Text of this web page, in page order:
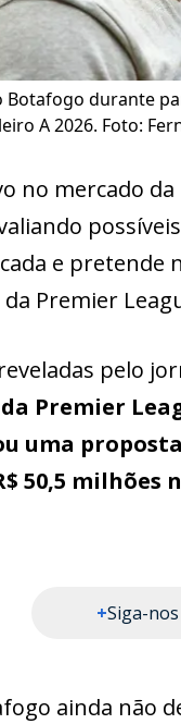
Botafogo durante
A 2026. Foto:
no mercado
e pretende
Premier
pelo
Premier
uma
50,5
+Siga-
ainda não